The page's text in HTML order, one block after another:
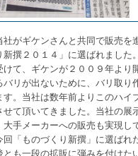
がギケンさんと共同で販売を
新撰２０１４」に選ばれまし
けて、ギケンが２００９年より
バリが出ないために、バリ取り
す。当社は数年前よりこのハ
せて頂いてきました。当社の展
大手メーカーへの販売も実現し
「ものづくり新撰」に選ばれ
とも一段の拡販に弾みを付けた